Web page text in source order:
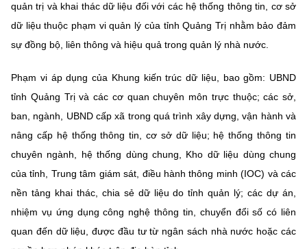
quản trị và khai thác dữ liệu đối với các hệ thống thông tin, cơ sở
dữ liệu thuộc phạm vi quản lý của tỉnh Quảng Trị nhằm bảo đảm
sự đồng bộ, liên thông và hiệu quả trong quản lý nhà nước.
Phạm vi áp dụng của Khung kiến trúc dữ liệu, bao gồm: UBND
tỉnh Quảng Trị và các cơ quan chuyên môn trực thuộc; các sở,
ban, ngành, UBND cấp xã trong quá trình xây dựng, vận hành và
nâng cấp hệ thống thông tin, cơ sở dữ liệu; hệ thống thông tin
chuyên ngành, hệ thống dùng chung, Kho dữ liệu dùng chung
của tỉnh, Trung tâm giám sát, điều hành thông minh (IOC) và các
nền tảng khai thác, chia sẻ dữ liệu do tỉnh quản lý; các dự án,
nhiệm vụ ứng dụng công nghệ thông tin, chuyển đổi số có liên
quan đến dữ liệu, được đầu tư từ ngân sách nhà nước hoặc các